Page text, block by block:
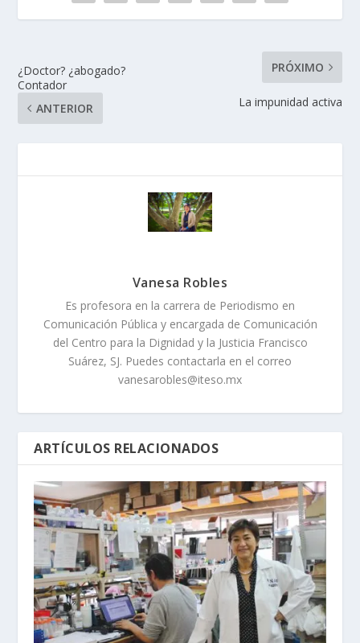
¿Doctor? ¿abogado?
Contador
ANTERIOR
PRÓXIMO
La impunidad activa
Vanesa Robles
Es profesora en la carrera de Periodismo en
Comunicación Pública y encargada de Comunicación
del Centro para la Dignidad y la Justicia Francisco
Suárez, SJ. Puedes contactarla en el correo
vanesarobles@iteso.mx
ARTÍCULOS RELACIONADOS